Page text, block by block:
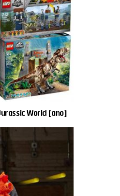
World [ano]